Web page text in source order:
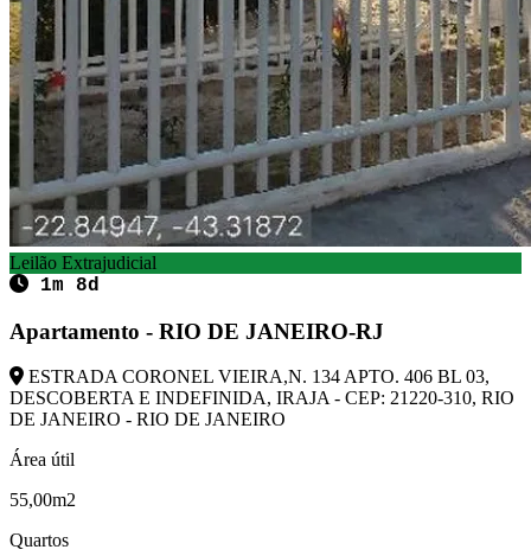
Leilão Extrajudicial
1m 8d
Apartamento - RIO DE JANEIRO-RJ
ESTRADA CORONEL VIEIRA,N. 134 APTO. 406 BL 03,
DESCOBERTA E INDEFINIDA, IRAJA - CEP: 21220-310, RIO
DE JANEIRO - RIO DE JANEIRO
Área útil
55,00m2
Quartos